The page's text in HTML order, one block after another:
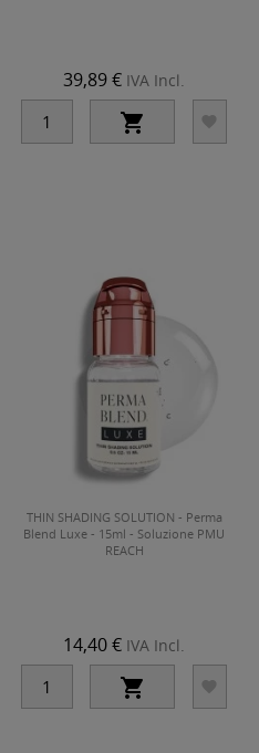
39,89 € IVA Incl.
 
THIN SHADING SOLUTION - Perma
Blend Luxe - 15ml - Soluzione PMU
REACH
14,40 € IVA Incl.
 